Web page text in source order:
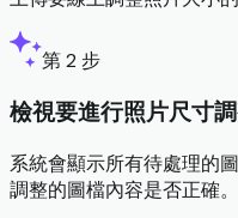
第 2 步
檢視要進行照片尺寸
系統會顯示所有待處理的
調整的圖檔內容是否正確。